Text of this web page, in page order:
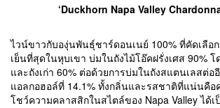
‘Duckhorn Napa Valley
ไวน์ขาวกับองุ่นพันธุ์ชาร์ดอนเนย์ 100% ที่คัดเลือ
เย็นที่สุดในหุบเขา บ่มในถังไม้โอ๊คฝรั่งเศส 90% โ
และถังเก่า 60% ต่อด้วยการบ่มในถังสแตนเลสต่อ
แอลกอฮอล์ที่ 14.1% ทั้งกลิ่นและรสชาติที่แน่นคือ
โชว์ความคลาสสิกในสไตล์ของ Napa Valley ได้